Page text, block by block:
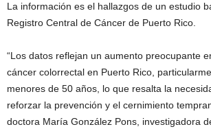
La información es el hallazgos de un estudio
Registro Central de Cáncer de Puerto Rico.
“Los datos reflejan un aumento preocupante
cáncer colorrectal en Puerto Rico,
menores de 50 años, lo que resalta la
reforzar la prevención y el cernimiento
doctora María González Pons, investigadora